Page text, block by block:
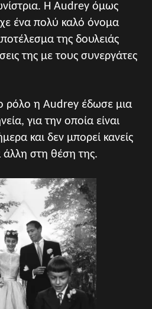
Η Audrey όμως
ένα πολύ καλό όνομα
της δουλειάς
της με τους συνεργάτες
ρόλο η Audrey έδωσε μια
για την οποία είναι
και δεν μπορεί κανείς
άλλη στη θέση της.